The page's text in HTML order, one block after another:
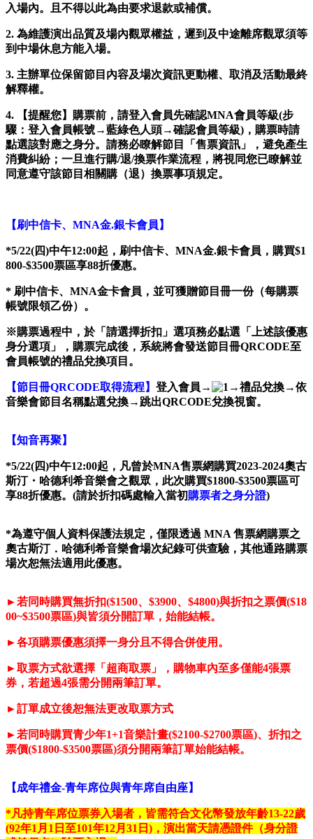
入場內。且不得以此為由要求退款或補償。
2. 為維護演出品質及場內觀眾權益，遲到及中途離席觀眾須等
到中場休息方能入場。
3. 主辦單位保留節目內容及場次資訊更動權、取消及活動最終
解釋權。
4. 【提醒您】購票前，請登入會員先確認MNA會員等級(步
驟：登入會員帳號→藍綠色人頭→確認會員等級)，購票時請
點選該對應之身分。請務必瞭解節目「售票資訊」，避免產生
消費糾紛；一旦進行購/退/換票作業流程，將視同您已瞭解並
同意遵守該節目相關購（退）換票事項規定。
【刷中信卡、MNA金.銀卡會員】
*5/22(四)中午12:00起，刷中信卡、MNA金.銀卡會員，購買$1
800-$3500票區享88折優惠。
* 刷中信卡、MNA金卡會員，並可獲贈節目冊一份（每購票
帳號限領乙份）。
※購票過程中，於「請選擇折扣」選項務必點選「上述該優惠
身分選項」，購票完成後，系統將會發送節目冊QRCODE至
會員帳號的禮品兌換項目。
【節目冊QRCODE取得流程】 登入會員→ →禮品兌換→依
音樂會節目名稱點選兌換→ 跳出QRCODE兌換視窗。
【知音再聚】
*5/22(四)中午12:00起，凡曾於MNA售票網購買2023-2024奧古
斯汀・哈德利希音樂會之觀眾，此次購買$1800-$3500票區可
享88折優惠。(請於折扣碼處輸入當初購票者之身分證)
*為遵守個人資料保護法規定，僅限透過 MNA 售票網購票之
奧古斯汀．哈德利希音樂會場次紀錄可供查驗，其他通路購票
場次恕無法適用此優惠。
►若同時購買無折扣($1500、 $3900、 $4800)與折扣之票價($18
00~$3500票區)與皆須分開訂單，始能結帳。
►各項購票優惠須擇一身分且不得合併使用。
►取票方式欲選擇「超商取票」，購物車內至多僅能4張票
券，若超過4張需分開兩筆訂單。
►訂單成立後恕無法更改取票方式
►若同時購買青少年1+1音樂計畫($2100-$2700票區)、折扣之
票價($1800-$3500票區)須分開兩筆訂單始能結帳。
【成年禮金-青年席位與青年席自由座】
*凡持青年席位票券入場者，皆需符合文化幣發放年齡13-22歲
(92年1月1日至101年12月31日)，演出當天請憑證件（身分證